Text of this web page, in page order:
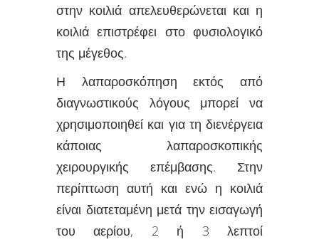
στην κοιλιά απελευθερώνεται και η
κοιλιά επιστρέφει στο φυσιολογικό
της μέγεθος.
Η λαπαροσκόπηση εκτός από
διαγνωστικούς λόγους μπορεί να
χρησιμοποιηθεί και για τη διενέργεια
κάποιας λαπαροσκοπικής
χειρουργικής επέμβασης. Στην
περίπτωση αυτή και ενώ η κοιλιά
είναι διατεταμένη μετά την εισαγωγή
του αερίου, 2 ή 3 λεπτοί